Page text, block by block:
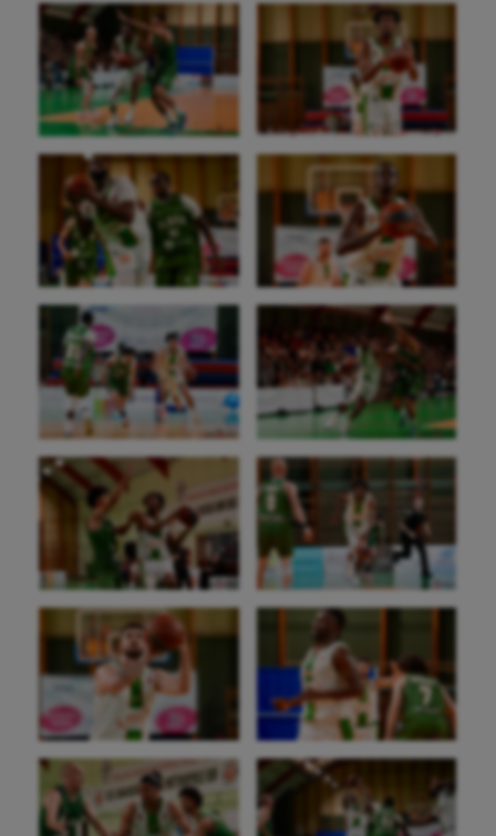
Aéronautique
Athlétisme
Auto
Aviron
Balle à la main
Ballon au poing
Baseball
Billard